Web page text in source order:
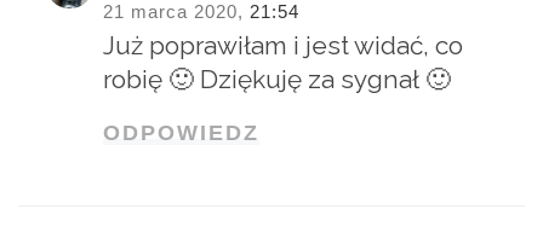
21 marca 2020, 21:54
Już poprawiłam i jest widać, co
robię 🙂 Dziękuję za sygnał 🙂
ODPOWIEDZ